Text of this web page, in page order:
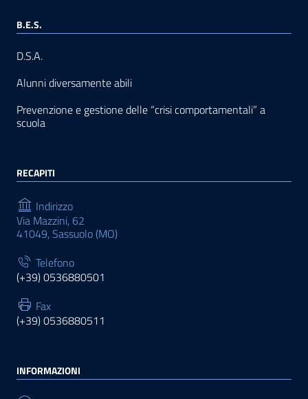
B.E.S.
D.S.A.
Alunni diversamente abili
Prevenzione e gestione delle “crisi comportamentali” a
scuola
RECAPITI
Indirizzo
Via Mazzini, 62
41049, Sassuolo (MO)
Telefono
(+39) 0536880501
Fax
(+39) 0536880511
INFORMAZIONI